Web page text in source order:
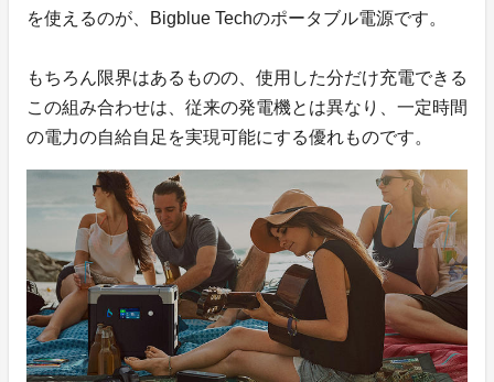
を使えるのが、Bigblue Techのポータブル電源です。
もちろん限界はあるものの、使用した分だけ充電できる
この組み合わせは、従来の発電機とは異なり、一定時間
の電力の自給自足を実現可能にする優れものです。